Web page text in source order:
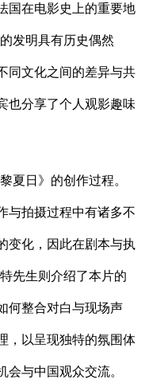
在电影史上的重要地
发明具有历史偶然
同文化之间的差异与共
也分享了个人观影趣味
日》的创作过程。
与拍摄过程中有诸多不
变化，因此在剧本与执
先生则介绍了本片的
何整合对白与现场声
，以呈现独特的氛围体
与中国观众交流。